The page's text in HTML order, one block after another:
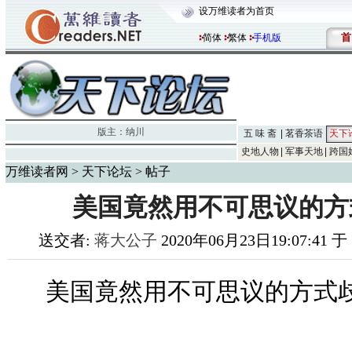
设万维读者为首页
简体 繁体 手机版 首
版主： 纳川 五 味 斋 茗香茶语
天下
史地人物
军事天地 跨国
万维读者网 > 天下论坛 > 帖子
美国竟然用不可思议的
送交者: 蒋大公子 2020年06月23日19:07:41
美国竟然用不可思议的方式